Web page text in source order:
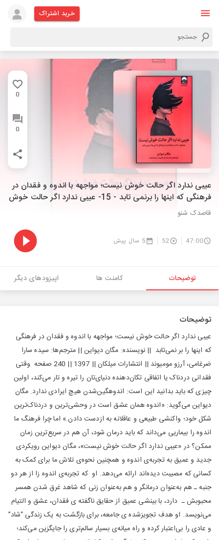
خرید اشتراک
0
0
عیبی ندارد اگر حالت خوش نیست؛ مواجهه با اندوه و فقدان در
فرهنگی که اینها را برنمی تابد - 15- عیبی ندارد اگر حالت خوش
نیست (فصل چهاردهم)
قاصدک شنو
47:00
52 5 سال پیش
توضیحات کامنت ها اپیزودهای دیگر
توضیحات
عیبی ندارد اگر حالت خوش نیست؛ مواجهه با اندوه و فقدان در فرهنگی
که اینها را بر نمی‌تابد || نویسنده: مگان دیواین || مترجم‌ها: سیده سارا
ضرغامی، آرزو مومیوند || انتشارات میلکان || 1397 || 240 صفحه وقتی
فقدانی دردناک یا اتفاقی تکان‌دهنده دنیای‌تان را تیره‌ و تار می‌کند، اولین
چیزی که باید بدانید این است: اندوهگین‌شدن هیچ ایرادی ندارد. مگان
دیواین می‌گوید: «اندوه همان عشق است در وحشی‌ترین و دردناک‌ترین
شکل خود؛ واکنشی طبیعی و عاقلانه به ازدست‎ دادن.» اما چرا فرهنگ ما
اندوه را بیماریی می‌داند که باید درمان شود، آن هم در سریع‌ترین زمان
ممکن؟ در «عیبی ندارد اگر حالت خوش نیست»، مگان دیواین رویکردی
جدید و عمیق به تجربه‌ی اندوه و همچنین نحوه‌ی تلاش ما برای کمک به
کسانی‎ که مصیبت دیده‌اند ارائه می‌دهد. او که تجربه‌ی اندوه زا از هر دو
جنبه ـ هم به‌عنوان درمانگر و هم به‌عنوان زنی که شاهد غرق شدن همسر
محبوبش ـ دارد، با بینشی عمیق از حقایق ناگفته ‎ی فقدان، عشق و التیام
می‌نویسد. او هدف تجویزشده‎ ی جامعه، برای بازگشت به یک زندگی “شاد”
و عادی را بی‌اعتبار کرده و راه میانه‌ی بسیار سالم‌تری را جایگزین می‌کند؛